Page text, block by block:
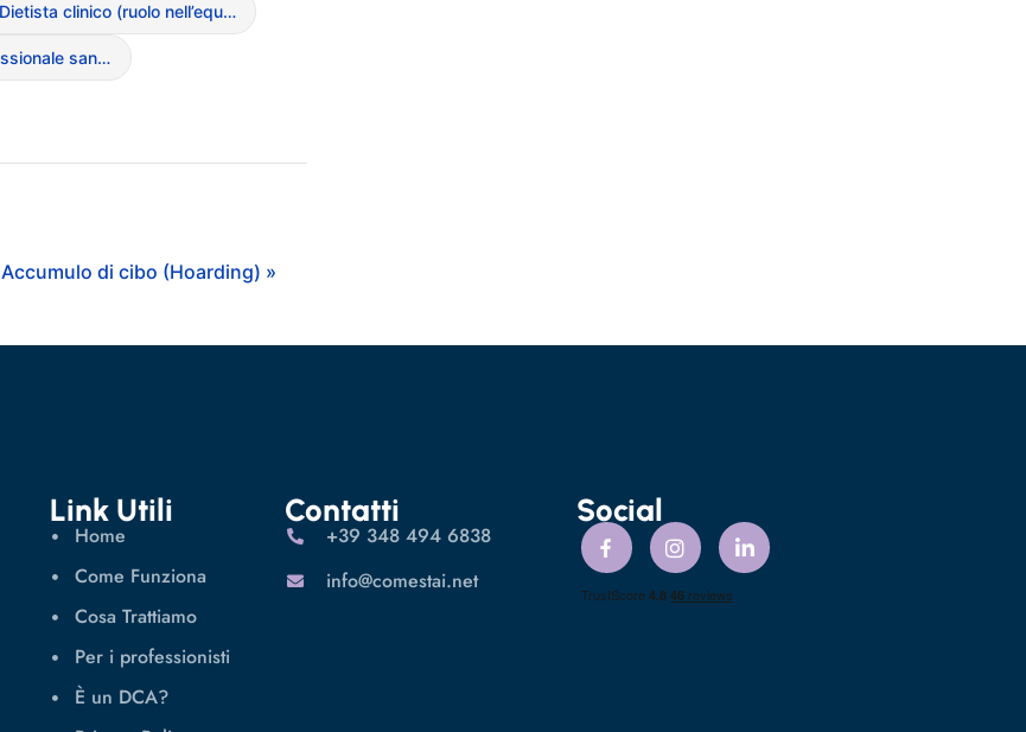
Dietista clinico (ruolo nell’equipe)
Educatore professionale sanitario
Accumulo di cibo (Hoarding) »
Link Utili
Home
Come Funziona
Cosa Trattiamo
Per i professionisti
È un DCA?
Contatti
‪+39 348 494 6838
info@comestai.net
Social